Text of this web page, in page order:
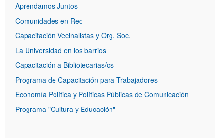
Aprendamos Juntos
Comunidades en Red
Capacitación Vecinalistas y Org. Soc.
La Universidad en los barrios
Capacitación a Bibliotecarias/os
Programa de Capacitación para Trabajadores
Economía Política y Políticas Públicas de Comunicación
Programa "Cultura y Educación"